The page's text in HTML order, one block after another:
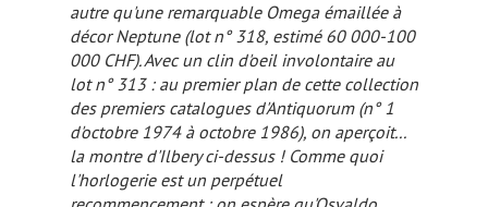
autre qu'une remarquable Omega émaillée à
décor Neptune (lot n° 318, estimé 60 000-100
000 CHF). Avec un clin d'oeil involontaire au
lot n° 313 : au premier plan de cette collection
des premiers catalogues d'Antiquorum (n° 1
d'octobre 1974 à octobre 1986), on aperçoit...
la montre d'Ilbery ci-dessus ! Comme quoi
l'horlogerie est un perpétuel